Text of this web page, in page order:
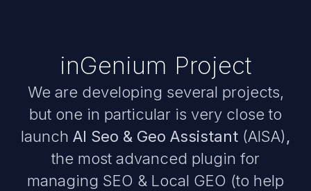
inGenium Project
We are developing several projects,
but one in particular is very close to
launch AI Seo & Geo Assistant (AISA),
the most advanced plugin for
managing SEO & Local GEO (to help